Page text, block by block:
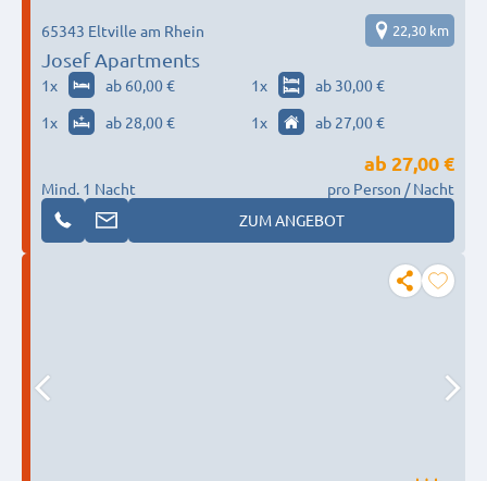
Josef Apartments
65343 Eltville am Rhein 22,30 km
1x ab 60,00 € 1x
ab 30,00 €
1x ab 28,00 € 1x ab 27,00 €
Mind. 1 Nacht
ab 27,00 €
pro Person / Nacht
ZUM ANGEBOT